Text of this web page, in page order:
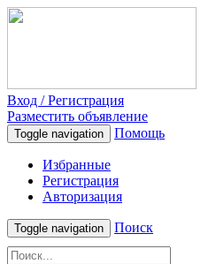
Вход / Регистрация
Разместить объявление
Toggle navigation Помощь
Избранные
Регистрация
Авторизация
Toggle navigation Поиск